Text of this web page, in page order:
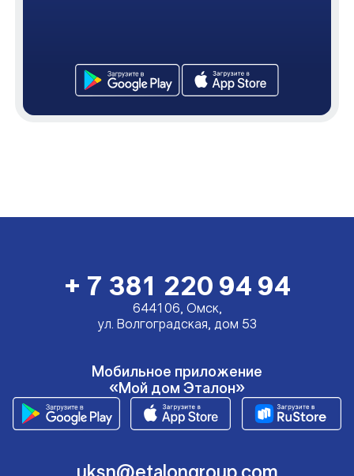
+ 7 381 220 94 94
644106, Омск,
ул. Волгоградская, дом 53
Мобильное приложение
«Мой дом Эталон»